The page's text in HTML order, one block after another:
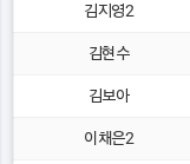
김지영2
김현수
김보아
이채은2